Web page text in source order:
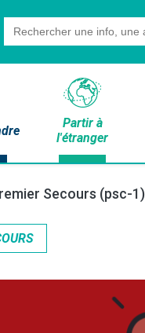
Search
for:
Partir à
l'étranger
Secours (psc-1)